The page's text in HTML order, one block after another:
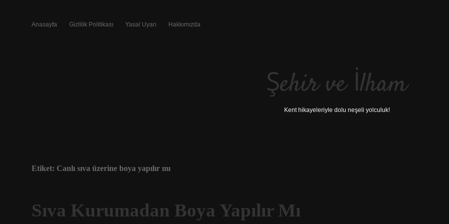
Anasayfa Gizlilik Politikası Yasal Uyarı Hakkımızda
Şehir ve İlham
Kent hikayeleriyle dolu neşeli yolculuk!
Etiket: Canlı sıva üzerine boya yapılır mı
Sıva Kurumadan Boya Yapılır Mı